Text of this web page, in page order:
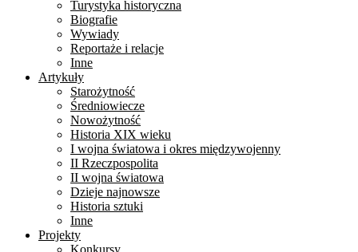
Turystyka historyczna
Biografie
Wywiady
Reportaże i relacje
Inne
Artykuły
Starożytność
Średniowiecze
Nowożytność
Historia XIX wieku
I wojna światowa i okres międzywojenny
II Rzeczpospolita
II wojna światowa
Dzieje najnowsze
Historia sztuki
Inne
Projekty